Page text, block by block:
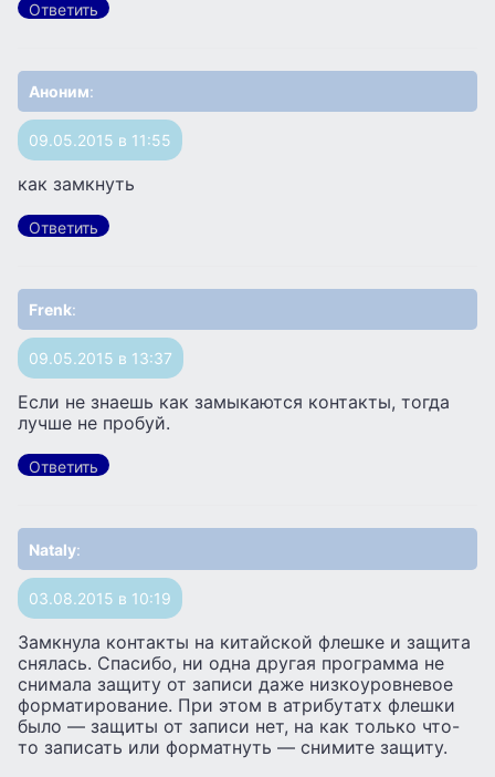
Ответить
Аноним:
09.05.2015 в 11:55
как замкнуть
Ответить
Frenk:
09.05.2015 в 13:37
Если не знаешь как замыкаются контакты, тогда
лучше не пробуй.
Ответить
Nataly:
03.08.2015 в 10:19
Замкнула контакты на китайской флешке и защита
снялась. Спасибо, ни одна другая программа не
снимала защиту от записи даже низкоуровневое
форматирование. При этом в атрибутатх флешки
было — защиты от записи нет, на как только что-
то записать или форматнуть — снимите защиту.